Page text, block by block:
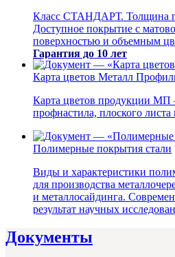
Класс СТАНДАРТ. Толщина
Доступное покрытие с
поверхностью и объемным
Гарантия до 10 лет
Карта цветов Металл
Карта цветов продукции
профнастила, плоского
Полимерные покрытия стали
Виды и характеристики
для производства
и металлосайдинга.
результат научных
Документы